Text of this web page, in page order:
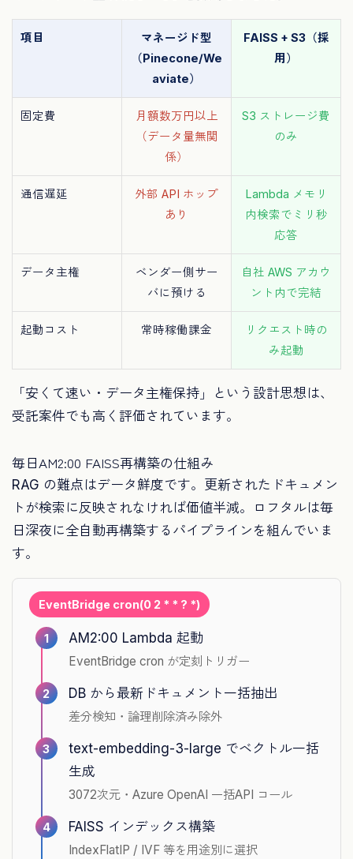
項目
マネージド型
（Pinecone/We
aviate）
FAISS + S3（採
用）
固定費
月額数万円以上
（データ量無関
係）
S3 ストレージ費
のみ
通信遅延
外部 API ホップ
あり
Lambda メモリ
内検索でミリ秒
応答
データ主権
ベンダー側サー
バに預ける
自社 AWS アカウ
ント内で完結
起動コスト 常時稼働課金
リクエスト時の
み起動
「安くて速い・データ主権保持」という設計思想は、
受託案件でも高く評価されています。
毎日AM2:00 FAISS再構築の仕組み
RAG の難点はデータ鮮度です。更新されたドキュメン
トが検索に反映されなければ価値半減。ロフタルは毎
日深夜に全自動再構築するパイプラインを組んでいま
す。
EventBridge cron(0 2 * * ? *)
1 AM2:00 Lambda 起動
EventBridge cron が定刻トリガー
2 DB から最新ドキュメント一括抽出
差分検知・論理削除済み除外
3
text-embedding-3-large でベクトル一括
生成
3072次元・Azure OpenAI 一括API コール
4 FAISS インデックス構築
IndexFlatIP / IVF 等を用途別に選択